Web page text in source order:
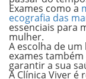
Exames como a
ecografia das
essenciais para
mulher.
A escolha de
exames
garantir a sua
A Clínica Viver é